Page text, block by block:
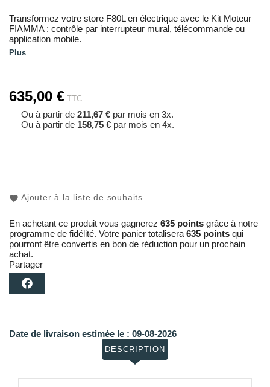
Transformez votre store F80L en électrique avec le Kit Moteur
FIAMMA : contrôle par interrupteur mural, télécommande ou
application mobile.
Plus
635,00 € TTC
Ou à partir de 211,67 € par mois en 3x.
Ou à partir de 158,75 € par mois en 4x.
Ajouter à la liste de souhaits
En achetant ce produit vous gagnerez 635 points grâce à notre
programme de fidélité. Votre panier totalisera 635 points qui
pourront être convertis en bon de réduction pour un prochain
achat.
Partager
Date de livraison estimée le : 09-08-2026
DESCRIPTION